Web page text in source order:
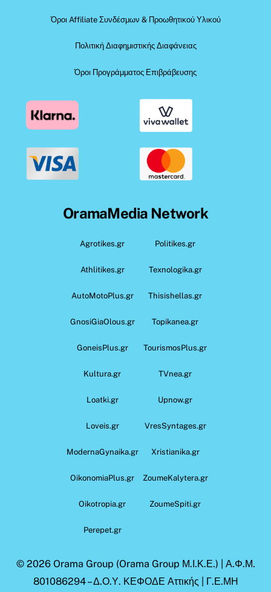
Όροι Affiliate Συνδέσμων & Προωθητικού Υλικού
Πολιτική Διαφημιστικής Διαφάνειας
Όροι Προγράμματος Επιβράβευσης
OramaMedia Network
Agrotikes.gr Politikes.gr
Athlitikes.gr Texnologika.gr
AutoMotoPlus.gr Thisishellas.gr
GnosiGiaOlous.gr Topikanea.gr
GoneisPlus.gr TourismosPlus.gr
Kultura.gr TVnea.gr
Loatki.gr Upnow.gr
Loveis.gr VresSyntages.gr
ModernaGynaika.gr Xristianika.gr
OikonomiaPlus.gr ZoumeKalytera.gr
Oikotropia.gr ZoumeSpiti.gr
Perepet.gr
© 2026 Orama Group (Orama Group Μ.Ι.Κ.Ε.) | Α.Φ.Μ.
801086294 – Δ.Ο.Υ. ΚΕΦΟΔΕ Αττικής | Γ.Ε.ΜΗ